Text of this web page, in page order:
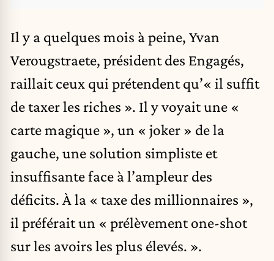
Il y a quelques mois à peine, Yvan
Verougstraete, président des Engagés,
raillait ceux qui prétendent qu’« il suffit
de taxer les riches ». Il y voyait une «
carte magique », un « joker » de la
gauche, une solution simpliste et
insuffisante face à l’ampleur des
déficits. À la « taxe des millionnaires »,
il préférait un « prélèvement one-shot
sur les avoirs les plus élevés. ».